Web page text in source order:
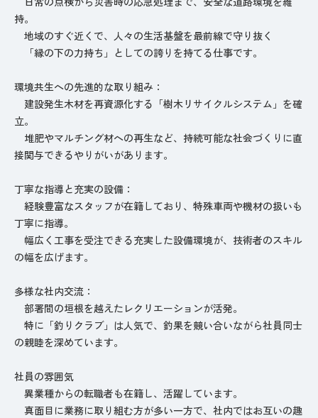
持。
地域のすぐ近くで、人々の生活基盤を最前線で守り抜く
「縁の下の力持ち」としての誇りを持てる仕事です。
環境共生への先進的な取り組み：
建設発生木材を再資源化する「樹木リサイクルシステム」を確
立。
堆肥やマルチング材への再生など、持続可能な社会づくりに直
接関与できるやりがいがあります。
丁寧な指導と充実の設備：
経験豊富なスタッフが在籍しており、特殊車両や機材の扱いも
丁寧に指導。
幅広く工事を受注できる充実した設備環境が、技術者のスキル
の幅を広げます。
多様な社内交流：
部署間の垣根を越えたレクリエーションが活発。
特に「釣りクラブ」は人気で、釣果を競い合いながら社員同士
の親睦を深めています。
社員の雰囲気
異業種からの転職者も在籍し、活躍しています。
真面目に業務に取り組む方が多い一方で、社内ではお互いの趣